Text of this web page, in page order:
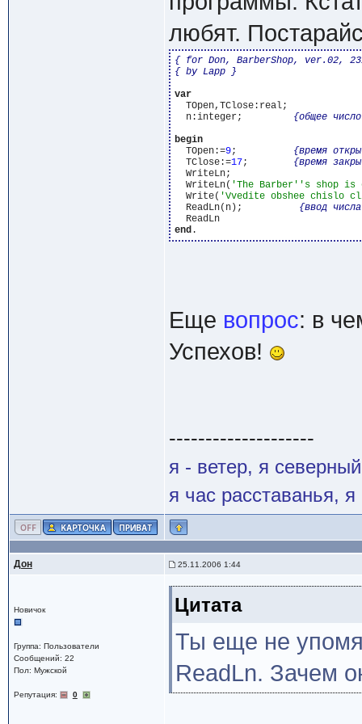
любят.
{ for Don, BarberShop, ver.02,
{ by Lapp }
var
  TOpen,TClose:real;
  n:integer;
{общее
begin
  TOpen:=
9; {время
  TClose:=
17; {время
  WriteLn;
  WriteLn(
'The Barber' 's shop is
  Write(
'Vvedite obshee chislo
  ReadLn(n);
{ввод
  ReadLn
end
Еще вопрос: в
Успехов!
--------------------
я - ветер, я
я час расставанья,
Дон 25.11.2006 1:44
Новичок
Группа: Пользователи
Сообщений: 22
Пол: Мужской
Репутация: 0
Цитата
Ты еще не
ReadLn. Зачем